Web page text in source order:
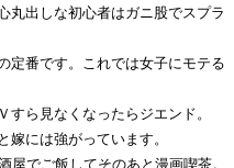
丸出しな初心者はガニ股でスプラ
定番です。これでは女子にモテる
ら見なくなったらジエンド。
には強がっています。
でご飯してそのあと漫画喫茶。